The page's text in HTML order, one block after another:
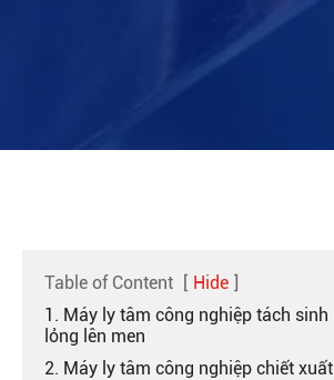
Table of Content [ Hide ]
1. Máy ly tâm công nghiệp tách
lỏng lên men
2. Máy ly tâm công nghiệp chiết